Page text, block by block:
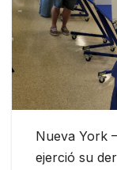
Nueva York
ejerció su